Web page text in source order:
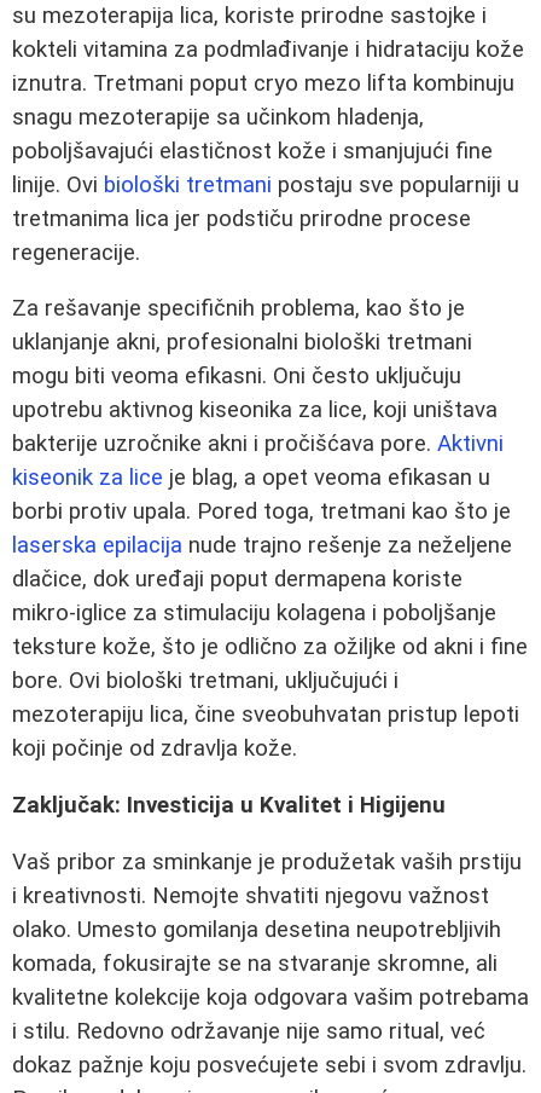
su mezoterapija lica, koriste prirodne sastojke i
kokteli vitamina za podmlađivanje i hidrataciju kože
iznutra. Tretmani poput cryo mezo lifta kombinuju
snagu mezoterapije sa učinkom hladenja,
poboljšavajući elastičnost kože i smanjujući fine
linije. Ovi biološki tretmani postaju sve popularniji u
tretmanima lica jer podstiču prirodne procese
regeneracije.
Za rešavanje specifičnih problema, kao što je
uklanjanje akni, profesionalni biološki tretmani
mogu biti veoma efikasni. Oni često uključuju
upotrebu aktivnog kiseonika za lice, koji uništava
bakterije uzročnike akni i pročišćava pore. Aktivni
kiseonik za lice je blag, a opet veoma efikasan u
borbi protiv upala. Pored toga, tretmani kao što je
laserska epilacija nude trajno rešenje za neželjene
dlačice, dok uređaji poput dermapena koriste
mikro-iglice za stimulaciju kolagena i poboljšanje
teksture kože, što je odlično za ožiljke od akni i fine
bore. Ovi biološki tretmani, uključujući i
mezoterapiju lica, čine sveobuhvatan pristup lepoti
koji počinje od zdravlja kože.
Zaključak: Investicija u Kvalitet i Higijenu
Vaš pribor za sminkanje je produžetak vaših prstiju
i kreativnosti. Nemojte shvatiti njegovu važnost
olako. Umesto gomilanja desetina neupotrebljivih
komada, fokusirajte se na stvaranje skromne, ali
kvalitetne kolekcije koja odgovara vašim potrebama
i stilu. Redovno održavanje nije samo ritual, već
dokaz pažnje koju posvećujete sebi i svom zdravlju.